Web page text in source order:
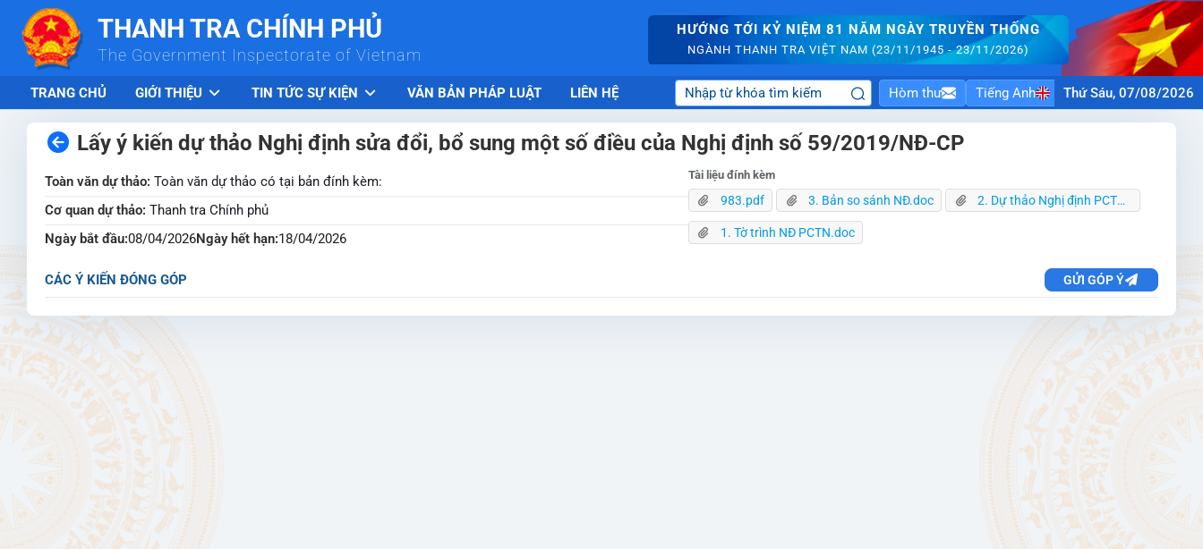
Skip to Main ContentTHANH TRA CHÍNH PHỦ
The Government Inspectorate of Vietnam
HƯỚNG TỚI KỶ NIỆM 81 NĂM NGÀY TRUYỀN THỐNG
NGÀNH THANH TRA VIỆT NAM (23/11/1945 - 23/11/2026)
TRANG CHỦ GIỚI THIỆU TIN TỨC SỰ KIỆN VĂN BẢN PHÁP LUẬT LIÊN HỆ Hòm thư Tiếng Anh Thứ Sáu, 07/08/2026
Lấy ý kiến dự thảo Nghị định sửa đổi, bổ sung một số điều của Nghị định số 59/2019/NĐ-CP
Toàn văn dự thảo: Toàn văn dự thảo có tại bản đính kèm:
Cơ quan dự thảo: Thanh tra Chính phủ
Ngày bắt đầu:08/04/2026Ngày hết hạn:18/04/2026
Tài liệu đính kèm
983.pdf 3. Bản so sánh NĐ.doc 2. Dự thảo Nghị định PCTN.docx
1. Tờ trình NĐ PCTN.doc
CÁC Ý KIẾN ĐÓNG GÓP GỬI GÓP Ý